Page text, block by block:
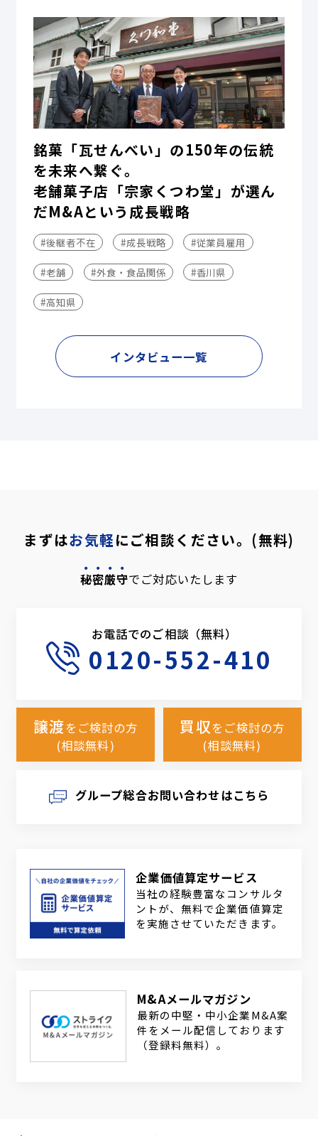
銘菓「瓦せんべい」の150年の伝統
を未来へ繋ぐ。
老舗菓子店「宗家くつわ堂」が選ん
だM&Aという成長戦略
#後継者不在 #成長戦略 #従業員雇用
#老舗 #外食・食品関係 #香川県
#高知県
インタビュー一覧
まずはお気軽にご相談ください。(無料)
秘密厳守でご対応いたします
お電話でのご相談（無料）
0120-552-410
譲渡をご検討の方
(相談無料)
買収をご検討の方
(相談無料)
グループ総合お問い合わせはこちら
企業価値算定サービス
当社の経験豊富なコンサルタ
ントが、無料で企業価値算定
を実施させていただきます。
M&Aメールマガジン
最新の中堅・中小企業M&A案
件をメール配信しております
（登録料無料）。